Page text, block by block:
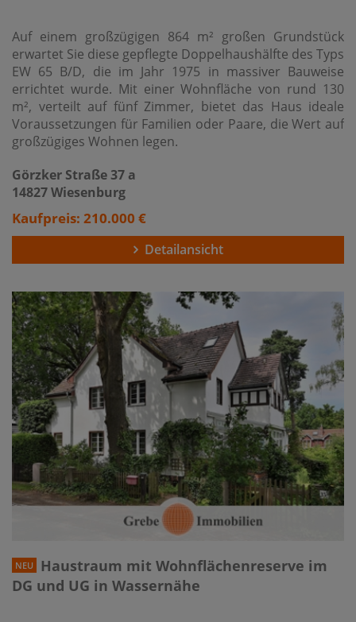
Auf einem großzügigen 864 m² großen Grundstück
erwartet Sie diese gepflegte Doppelhaushälfte des Typs
EW 65 B/D, die im Jahr 1975 in massiver Bauweise
errichtet wurde. Mit einer Wohnfläche von rund 130
m², verteilt auf fünf Zimmer, bietet das Haus ideale
Voraussetzungen für Familien oder Paare, die Wert auf
großzügiges Wohnen legen.
Görzker Straße 37 a
14827 Wiesenburg
Kaufpreis: 210.000 €
Detailansicht
NEU
Haustraum mit Wohnflächenreserve im
DG und UG in Wassernähe